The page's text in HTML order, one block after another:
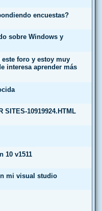
encuestas?
sobre Windows y
este foro y estoy muy
interesa aprender más
SITES-10919924.HTML
10 v1511
mi visual studio